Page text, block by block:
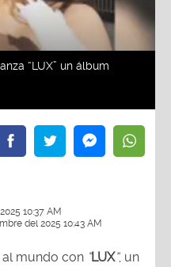
“LUX” un álbum
10:37 AM
del 2025 10:43 AM
mundo con “LUX”, un